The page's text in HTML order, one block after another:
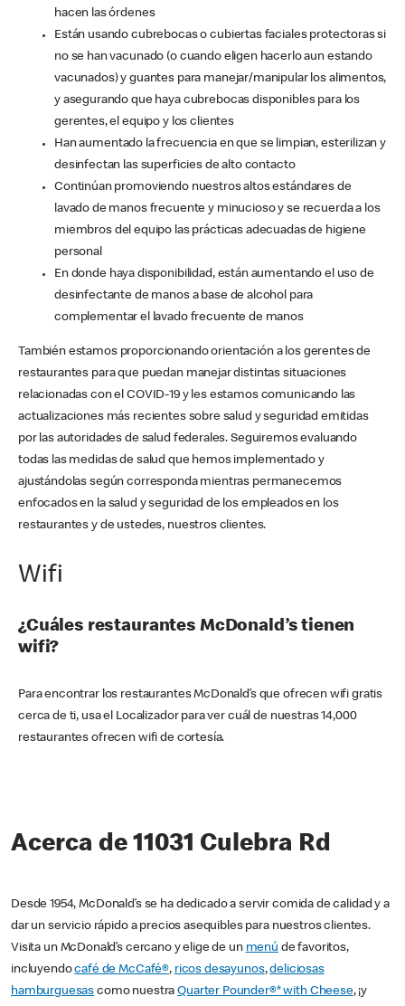
hacen las órdenes
Están usando cubrebocas o cubiertas faciales protectoras si
no se han vacunado (o cuando eligen hacerlo aun estando
vacunados) y guantes para manejar/manipular los alimentos,
y asegurando que haya cubrebocas disponibles para los
gerentes, el equipo y los clientes
Han aumentado la frecuencia en que se limpian, esterilizan y
desinfectan las superficies de alto contacto
Continúan promoviendo nuestros altos estándares de
lavado de manos frecuente y minucioso y se recuerda a los
miembros del equipo las prácticas adecuadas de higiene
personal
En donde haya disponibilidad, están aumentando el uso de
desinfectante de manos a base de alcohol para
complementar el lavado frecuente de manos
También estamos proporcionando orientación a los gerentes de
restaurantes para que puedan manejar distintas situaciones
relacionadas con el COVID-19 y les estamos comunicando las
actualizaciones más recientes sobre salud y seguridad emitidas
por las autoridades de salud federales. Seguiremos evaluando
todas las medidas de salud que hemos implementado y
ajustándolas según corresponda mientras permanecemos
enfocados en la salud y seguridad de los empleados en los
restaurantes y de ustedes, nuestros clientes.
Wifi
¿Cuáles restaurantes McDonald’s tienen
wifi?
Para encontrar los restaurantes McDonald’s que ofrecen wifi gratis
cerca de ti, usa el Localizador para ver cuál de nuestras 14,000
restaurantes ofrecen wifi de cortesía.
Acerca de 11031 Culebra Rd
Desde 1954, McDonald’s se ha dedicado a servir comida de calidad y a
dar un servicio rápido a precios asequibles para nuestros clientes.
Visita un McDonald’s cercano y elige de un menú de favoritos,
incluyendocafé de McCafé®, ricos desayunos,deliciosas
hamburguesas como nuestraQuarter Pounder®* with Cheese, ¡y